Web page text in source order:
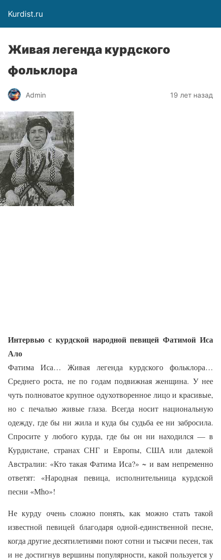
Kurdist.ru
Живая легенда курдского
фольклора
Admin 19 лет назад
Интервью с курдской народной певицей Фатимой Иса
Ало
Фатима Иса… Живая легенда курдского фольклора…
Среднего роста, не по годам подвижная женщина. У нее
чуть полноватое крупное одухотворенное лицо и красивые,
но с печалью живые глаза. Всегда носит национальную
одежду, где бы ни жила и куда бы судьба ее ни забросила.
Спросите у любого курда, где бы он ни находился — в
Курдистане, странах СНГ и Европы, США или далекой
Австралии: «Кто такая Фатима Иса?» ~ и вам непременно
ответят: «Народная певица, исполнительница курдской
песни «Мhо»!
Не курду очень сложно понять, как можно стать такой
известной певицей благодаря одной-единственной песне,
когда другие десятилетиями поют сотни и тысячи песен, так
и не достигнув вершины популярности, какой пользуется у